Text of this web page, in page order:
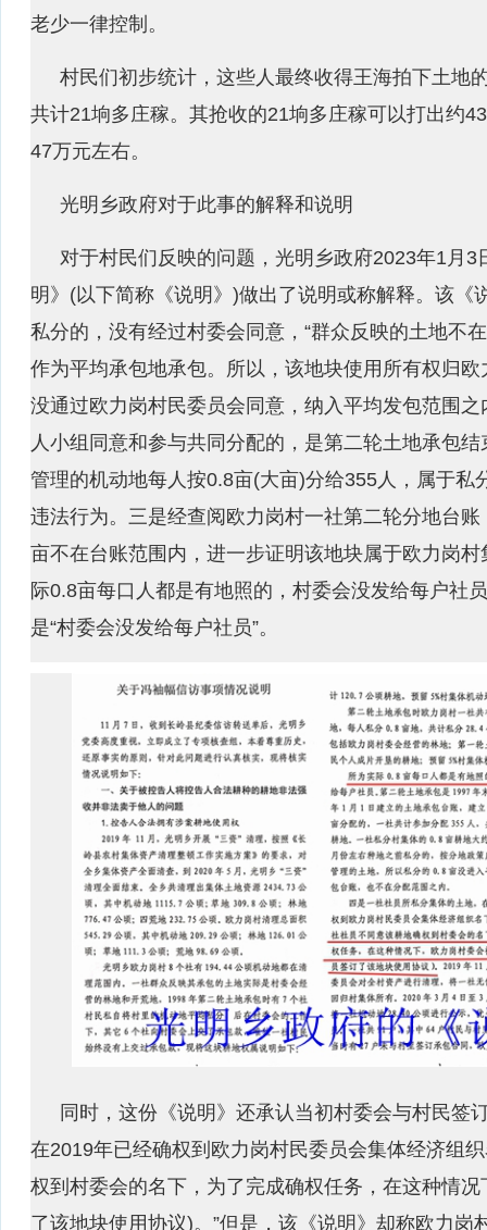
老少一律控制。
村民们初步统计，这些人最终收得王海拍下土地
共计21垧多庄稼。其抢收的21垧多庄稼可以打出约
47万元左右。
光明乡政府对于此事的解释和说明
对于村民们反映的问题，光明乡政府2023年1月
明》(以下简称《说明》)做出了说明或称解释。该《
私分的，没有经过村委会同意，“群众反映的土地不
作为平均承包地承包。所以，该地块使用所有权归
没通过欧力岗村民委员会同意，纳入平均发包范围
人小组同意和参与共同分配的，是第二轮土地承包
管理的机动地每人按0.8亩(大亩)分给355人，属于
违法行为。三是经查阅欧力岗村一社第二轮分地台
亩不在台账范围内，进一步证明该地块属于欧力岗
际0.8亩每口人都是有地照的，村委会没发给每户社
是“村委会没发给每户社员”。
同时，这份《说明》还承认当初村委会与村民签
在2019年已经确权到欧力岗村民委员会集体经济组
权到村委会的名下，为了完成确权任务，在这种情
了该地块使用协议)。”但是，该《说明》却称欧力岗